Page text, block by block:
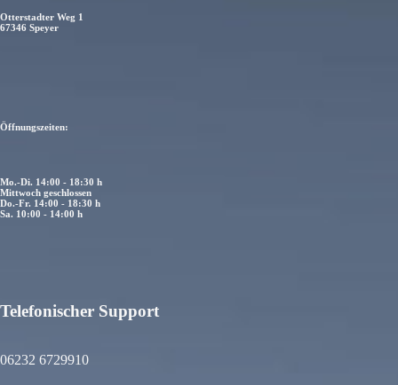
Otterstadter Weg 1
67346 Speyer
Öffnungszeiten:
Mo.-Di. 14:00 - 18:30 h
Mittwoch geschlossen
Do.-Fr. 14:00 - 18:30 h
Sa. 10:00 - 14:00 h
Telefonischer Support
06232 6729910